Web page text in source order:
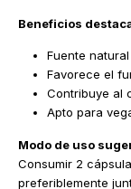
Beneficios
Fuente
Favorece el
Contribuye al
Apto para
Modo de uso
Consumir 2
preferiblemente